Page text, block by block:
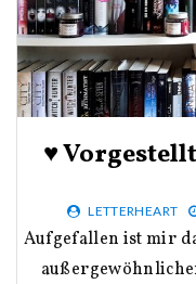
♥
LETTERHEART
Aufgefallen ist mir das Buch eigentlich erst durch den